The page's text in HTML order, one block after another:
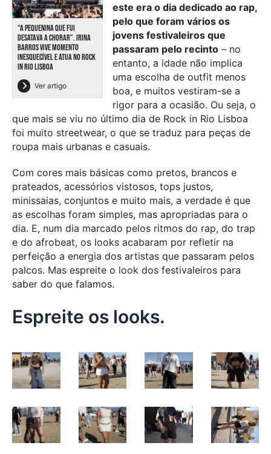
“A PEQUENINA QUE FUI
DESATAVA A CHORAR”. IRINA
BARROS VIVE MOMENTO
INESQUECÍVEL E ATUA NO ROCK
IN RIO LISBOA
Ver artigo
este era o dia dedicado ao rap,
pelo que foram vários os
jovens festivaleiros que
passaram pelo recinto – no
entanto, a idade não implica
uma escolha de outfit menos
boa, e muitos vestiram-se a
rigor para a ocasião. Ou seja, o
que mais se viu no último dia de Rock in Rio Lisboa
foi muito streetwear, o que se traduz para peças de
roupa mais urbanas e casuais.
Com cores mais básicas como pretos, brancos e
prateados, acessórios vistosos, tops justos,
minissaias, conjuntos e muito mais, a verdade é que
as escolhas foram simples, mas apropriadas para o
dia. E, num dia marcado pelos ritmos do rap, do trap
e do afrobeat, os looks acabaram por refletir na
perfeição a energia dos artistas que passaram pelos
palcos. Mas espreite o look dos festivaleiros para
saber do que falamos.
Espreite os looks.